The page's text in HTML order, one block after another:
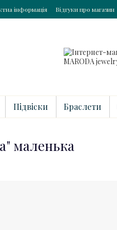
інформація Відгуки про магазин
Підвіски Браслети
маленька